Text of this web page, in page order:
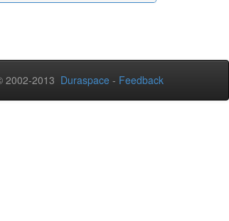
2002-2013 Duraspace - Feedback